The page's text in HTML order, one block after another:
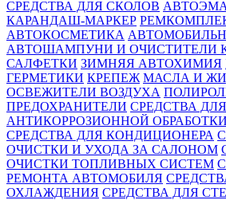
СРЕДСТВА ДЛЯ СКОЛОВ
КАРАНДАШ-МАРКЕР
АВТОКОСМЕТИКА
АВТОШАМПУНИ И ОЧИСТИТЕЛИ
САЛФЕТКИ ЗИМНЯЯ АВТОХИМИЯ
ГЕРМЕТИКИ КРЕПЕЖ МАСЛА И
ОСВЕЖИТЕЛИ ВОЗДУХА
ПРЕДОХРАНИТЕЛИ СРЕДСТВА ДЛЯ
АНТИКОРРОЗИОННОЙ
СРЕДСТВА ДЛЯ КОНДИЦИОНЕРА
ОЧИСТКИ И УХОДА ЗА САЛОНОМ
ОЧИСТКИ ТОПЛИВНЫХ СИСТЕМ
РЕМОНТА АВТОМОБИЛЯ
ОХЛАЖДЕНИЯ СРЕДСТВА ДЛЯ